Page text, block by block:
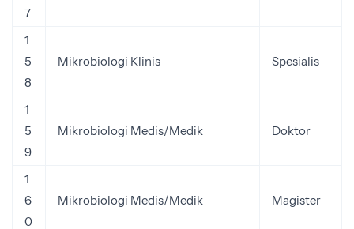
7
1
5
8
Mikrobiologi Klinis Spesialis
1
5
9
Mikrobiologi Medis/Medik Doktor
1
6
0
Mikrobiologi Medis/Medik Magister